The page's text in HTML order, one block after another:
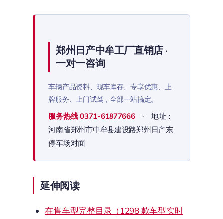
郑州日产中牟工厂直销店 ·
一对一咨询
车辆产品资料、现车库存、专享优惠、上
牌服务、上门试驾，全部一站搞定。
服务热线0371-61877666· 地址：
河南省郑州市中牟县建设路郑州日产东
停车场对面
延伸阅读
在售车型完整目录（1298 款车型实时